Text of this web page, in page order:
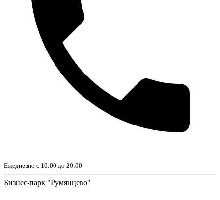
Ежедневно с 10:00 до 20:00
Бизнес-парк "Румянцево"